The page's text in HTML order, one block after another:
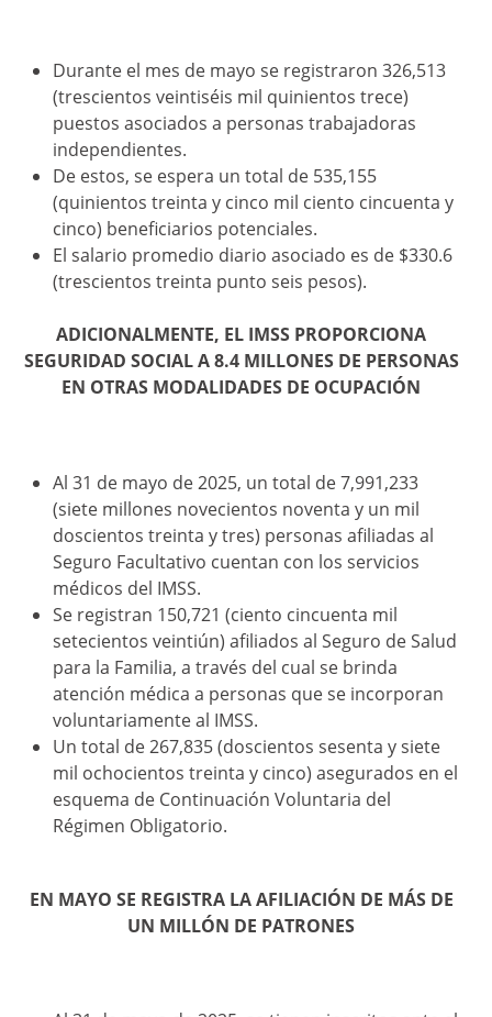
Durante el mes de mayo se registraron 326,513
(trescientos veintiséis mil quinientos trece)
puestos asociados a personas trabajadoras
independientes.
De estos, se espera un total de 535,155
(quinientos treinta y cinco mil ciento cincuenta y
cinco) beneficiarios potenciales.
El salario promedio diario asociado es de $330.6
(trescientos treinta punto seis pesos).
ADICIONALMENTE, EL IMSS PROPORCIONA
SEGURIDAD SOCIAL A 8.4 MILLONES DE PERSONAS
EN OTRAS MODALIDADES DE OCUPACIÓN
Al 31 de mayo de 2025, un total de 7,991,233
(siete millones novecientos noventa y un mil
doscientos treinta y tres) personas afiliadas al
Seguro Facultativo cuentan con los servicios
médicos del IMSS.
Se registran 150,721 (ciento cincuenta mil
setecientos veintiún) afiliados al Seguro de Salud
para la Familia, a través del cual se brinda
atención médica a personas que se incorporan
voluntariamente al IMSS.
Un total de 267,835 (doscientos sesenta y siete
mil ochocientos treinta y cinco) asegurados en el
esquema de Continuación Voluntaria del
Régimen Obligatorio.
EN MAYO SE REGISTRA LA AFILIACIÓN DE MÁS DE
UN MILLÓN DE PATRONES